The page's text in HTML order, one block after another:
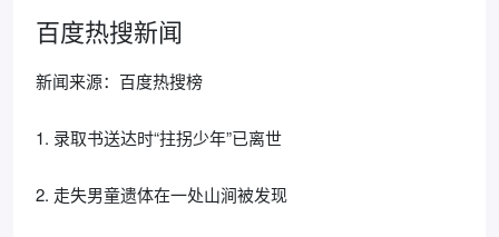
百度热搜新闻
新闻来源：百度热搜榜
1. 录取书送达时“拄拐少年”已离世
2. 走失男童遗体在一处山涧被发现